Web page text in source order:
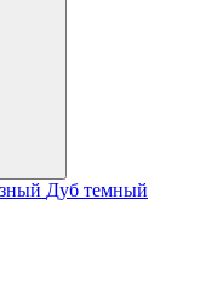
Дуб темный